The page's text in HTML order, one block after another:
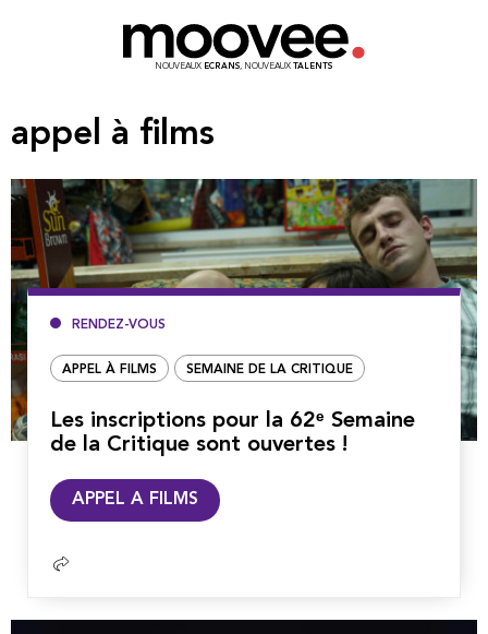
NOUVEAUX ECRANS, NOUVEAUX TALENTS
appel à films
RENDEZ-VOUS
APPEL À FILMS SEMAINE DE LA CRITIQUE
Les inscriptions pour la 62ᵉ Semaine
de la Critique sont ouvertes !
APPEL A FILMS